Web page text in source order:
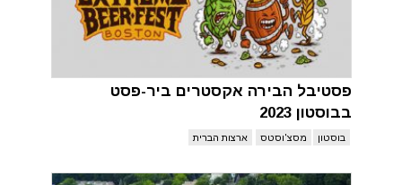
פסטיבל הבירה אקסטרים ביר-פסט
בבוסטון 2023
בוסטון מסצ'וסטס ארצות הברית